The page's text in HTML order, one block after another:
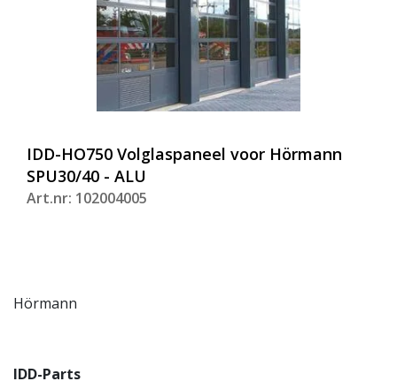
IDD-HO750 Volglaspaneel voor Hörmann
SPU30/40 - ALU
Art.nr: 102004005
Hörmann
IDD-Parts